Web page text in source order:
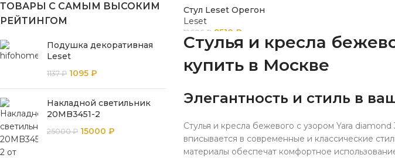
ТОВАРЫ С САМЫМ ВЫСОКИМ
РЕЙТИНГОМ
Подушка декоративная
Leset
1137₽ 1095 ₽
Накладной светильник
20MB3451-2
25000₽ 15000 ₽
Стул Leset Орегон
Leset
12686 ₽ 9510 ₽
Стулья и кресла
купить в Москве
Элегантность и стиль в
Стулья и кресла бежевого с узором Yara
вписывается в современные и классические
материалы обеспечат комфортное